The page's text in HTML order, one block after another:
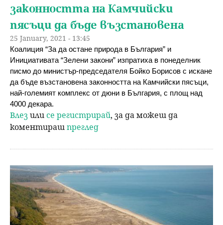
законността на Камчийски
пясъци да бъде възстановена
25 January, 2021 - 13:45
Коалиция “За да остане природа в България” и
Инициативата “Зелени закони” изпратиха в понеделник
писмо до министър-председателя Бойко Борисов с искане
да бъде възстановена законността на Камчийски пясъци,
най-големият комплекс от дюни в България, с площ над
4000 декара.
Влезили се регистрирай, за да можеш да
коментирашпреглед